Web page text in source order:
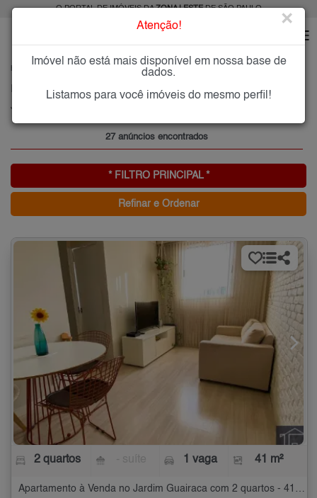
O PORTAL DE IMÓVEIS DAZONA LESTEDE SÃO PAULO
JARDIM GUAIRACA
Imóveis à Venda no Jardim Guairaca, Zona Leste de São Paulo
Jardim Guairaca, Zona Leste
27 anúncios encontrados
* FILTRO PRINCIPAL *
Refinar e Ordenar
2 quartos 1 vaga 41 m²
Atenção! ×
Imóvel não está mais disponível em nossa base de
dados.
Listamos para você imóveis do mesmo perfil!